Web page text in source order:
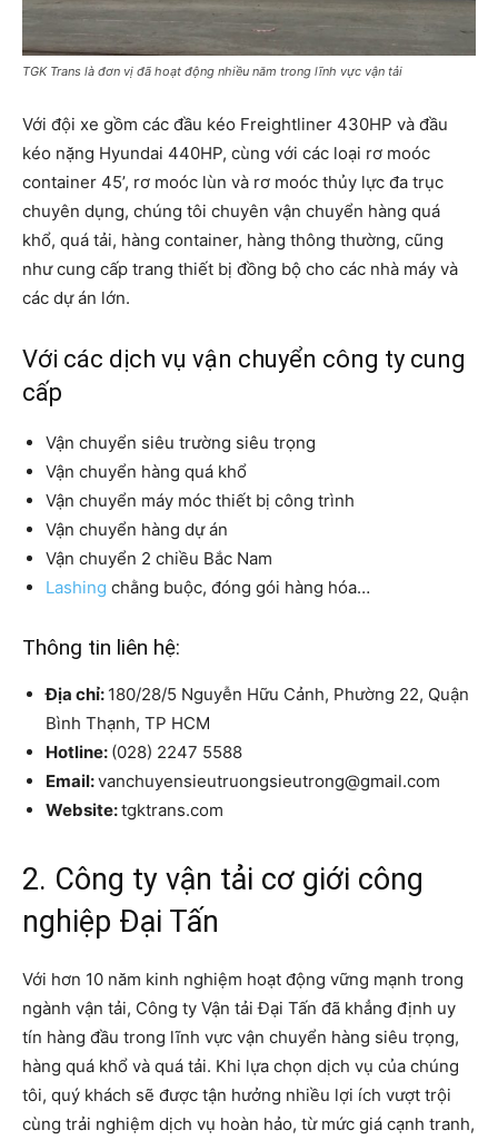
TGK Trans là đơn vị đã hoạt động nhiều năm trong lĩnh vực vận tải
Với đội xe gồm các đầu kéo Freightliner 430HP và đầu
kéo nặng Hyundai 440HP, cùng với các loại rơ moóc
container 45’, rơ moóc lùn và rơ moóc thủy lực đa trục
chuyên dụng, chúng tôi chuyên vận chuyển hàng quá
khổ, quá tải, hàng container, hàng thông thường, cũng
như cung cấp trang thiết bị đồng bộ cho các nhà máy và
các dự án lớn.
Với các dịch vụ vận chuyển công ty cung
cấp
Vận chuyển siêu trường siêu trọng
Vận chuyển hàng quá khổ
Vận chuyển máy móc thiết bị công trình
Vận chuyển hàng dự án
Vận chuyển 2 chiều Bắc Nam
Lashing chằng buộc, đóng gói hàng hóa…
Thông tin liên hệ:
Địa chỉ: 180/28/5 Nguyễn Hữu Cảnh, Phường 22, Quận
Bình Thạnh, TP HCM
Hotline: (028) 2247 5588
Email:vanchuyensieutruongsieutrong@gmail.com
Website:tgktrans.com
2. Công ty vận tải cơ giới công
nghiệp Đại Tấn
Với hơn 10 năm kinh nghiệm hoạt động vững mạnh trong
ngành vận tải, Công ty Vận tải Đại Tấn đã khẳng định uy
tín hàng đầu trong lĩnh vực vận chuyển hàng siêu trọng,
hàng quá khổ và quá tải. Khi lựa chọn dịch vụ của chúng
tôi, quý khách sẽ được tận hưởng nhiều lợi ích vượt trội
cùng trải nghiệm dịch vụ hoàn hảo, từ mức giá cạnh tranh,